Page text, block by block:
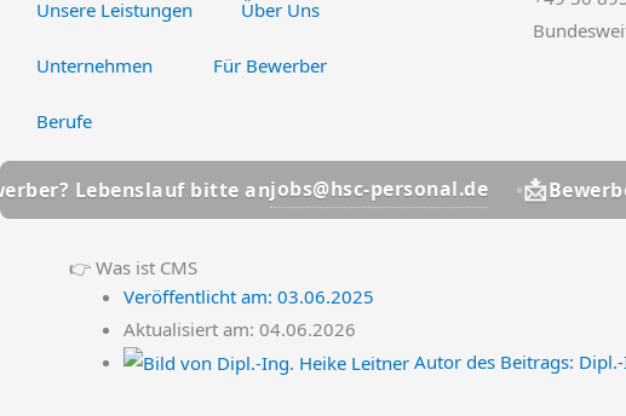
Unsere Leistungen Über Uns
Unternehmen Für Bewerber
Berufe
bitte anjobs@hsc-personal.de 📩Bewerber?
👉 Was ist CMS
Veröffentlicht am: 03.06.2025
Aktualisiert am: 04.06.2026
Autor des Beitrags: